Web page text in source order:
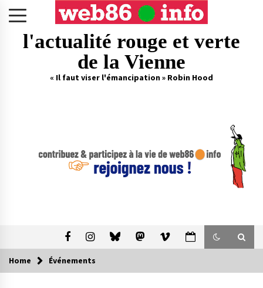
l'actualité rouge et verte
de la Vienne
« Il faut viser l'émancipation » Robin Hood
Home Événements